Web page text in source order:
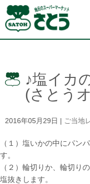
♪塩イカ
(さとう
2016年05月29日 ご当地
（１）塩いかの中にパン
す。
（２）輪切りか、輪切り
塩抜きします。